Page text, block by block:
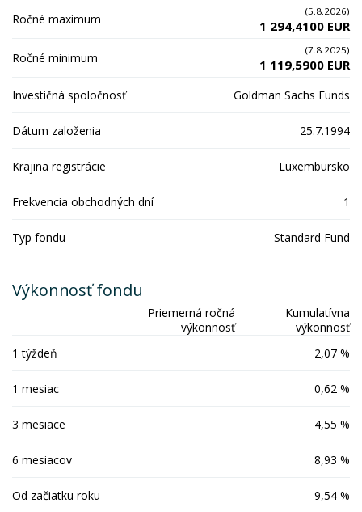
Ročné maximum (5.8.2026)
1 294,4100 EUR
Ročné minimum (7.8.2025)
1 119,5900 EUR
Investičná spoločnosť Goldman Sachs Funds
Dátum založenia 25.7.1994
Krajina registrácie Luxembursko
Frekvencia obchodných dní 1
Typ fondu Standard Fund
Výkonnosť fondu
Priemerná ročná
výkonnosť
Kumulatívna
výkonnosť
1 týždeň
2,07 %
1 mesiac 0,62 %
3 mesiace 4,55 %
6 mesiacov 8,93 %
Od začiatku roku 9,54 %